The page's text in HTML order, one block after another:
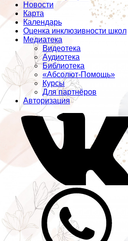
Новости
Карта
Календарь
Оценка инклюзивности школ
Медиатека
Видеотека
Аудиотека
Библиотека
«Абсолют-Помощь»
Курсы
Для партнёров
Авторизация